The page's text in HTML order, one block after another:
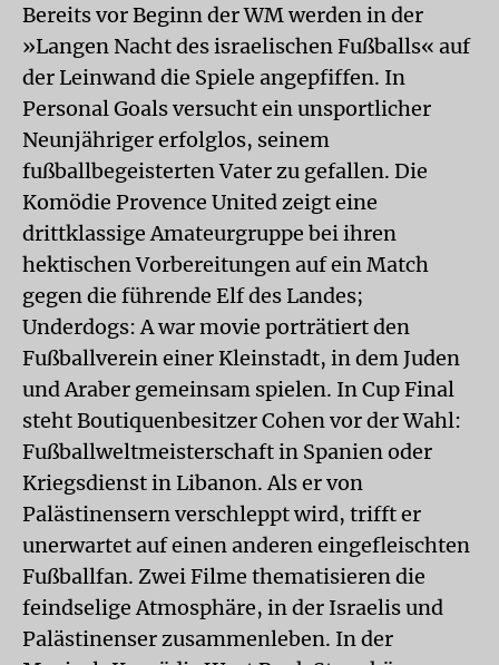
Bereits vor Beginn der WM werden in der
»Langen Nacht des israelischen Fußballs« auf
der Leinwand die Spiele angepfiffen. In
Personal Goals versucht ein unsportlicher
Neunjähriger erfolglos, seinem
fußballbegeisterten Vater zu gefallen. Die
Komödie Provence United zeigt eine
drittklassige Amateurgruppe bei ihren
hektischen Vorbereitungen auf ein Match
gegen die führende Elf des Landes;
Underdogs: A war movie porträtiert den
Fußballverein einer Kleinstadt, in dem Juden
und Araber gemeinsam spielen. In Cup Final
steht Boutiquenbesitzer Cohen vor der Wahl:
Fußballweltmeisterschaft in Spanien oder
Kriegsdienst in Libanon. Als er von
Palästinensern verschleppt wird, trifft er
unerwartet auf einen anderen eingefleischten
Fußballfan. Zwei Filme thematisieren die
feindselige Atmosphäre, in der Israelis und
Palästinenser zusammenleben. In der